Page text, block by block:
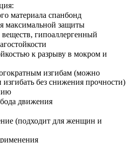
материала спанбонд
максимальной защиты
гипоаллергенный
к разрыву в мокром и
изгибам (можно
без снижения прочности)
движения
(подходит для женщин и